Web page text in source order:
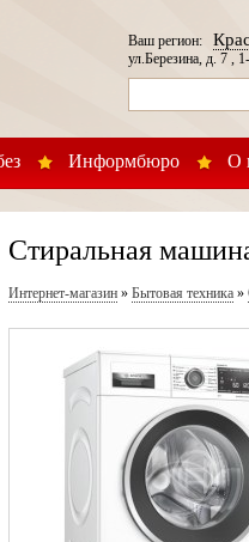
Информбюро О
Ваш регион:
ул.Березина, д. 7 ,
Стиральная
Интернет-магазин »Бытовая техника »